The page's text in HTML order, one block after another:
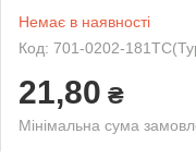
Немає в наявності
Код: 701-0202-
21,80 ₴
Мінімальна сума